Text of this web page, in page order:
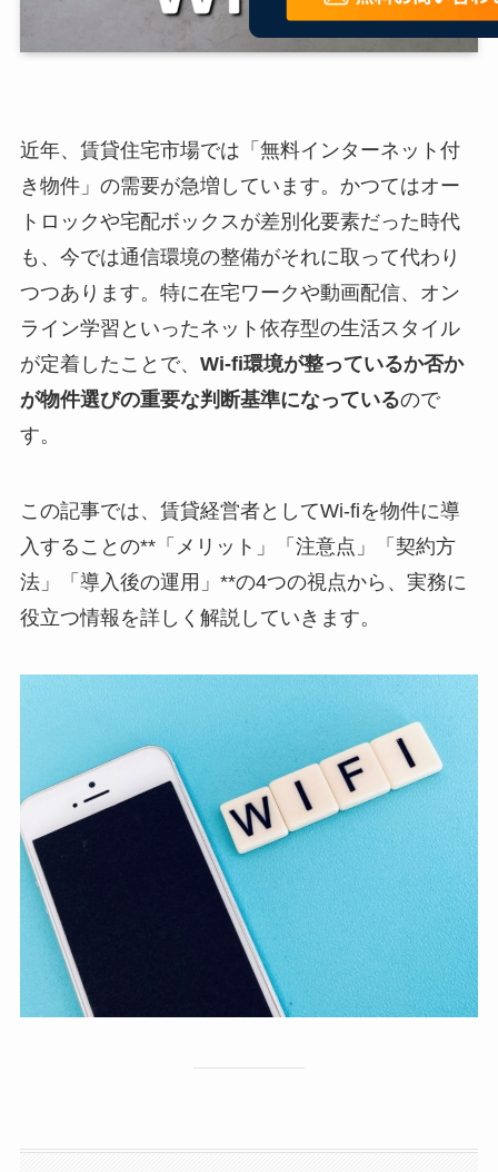
近年、賃貸住宅市場では「無料インターネット付
き物件」の需要が急増しています。かつてはオー
トロックや宅配ボックスが差別化要素だった時代
も、今では通信環境の整備がそれに取って代わり
つつあります。特に在宅ワークや動画配信、オン
ライン学習といったネット依存型の生活スタイル
が定着したことで、 Wi-fi環境が整っているか否か
が物件選びの重要な判断基準になっているので
す。
この記事では、賃貸経営者としてWi-fiを物件に導
入することの**「メリット」「注意点」「契約方
法」「導入後の運用」**の4つの視点から、実務に
役立つ情報を詳しく解説していきます。